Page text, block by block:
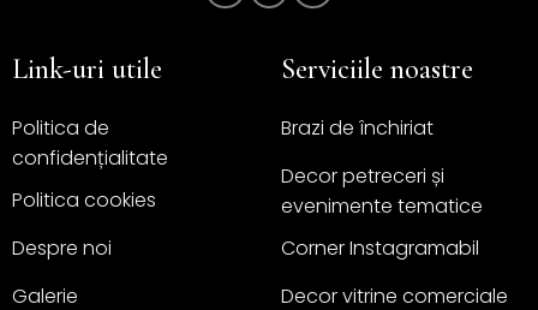
Link-uri utile
Politica de
confidențialitate
Politica cookies
Despre noi
Galerie
Serviciile noastre
Brazi de închiriat
Decor petreceri și
evenimente tematice
Corner Instagramabil
Decor vitrine comerciale